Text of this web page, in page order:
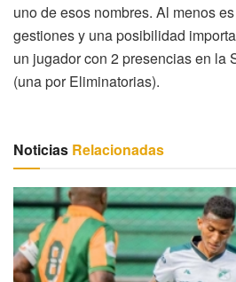
uno de esos nombres. Al menos
gestiones y una posibilidad
un jugador con 2 presencias en la
(una por Eliminatorias).
Noticias Relacionadas